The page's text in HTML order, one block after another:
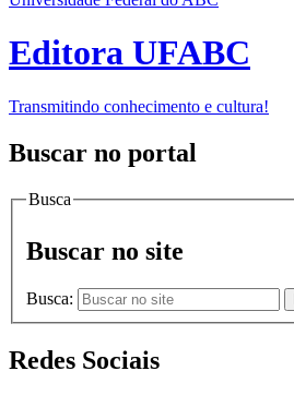
Editora UFABC
Transmitindo conhecimento e cultura!
Buscar no portal
Busca
Buscar no site
Busca:
Redes Sociais